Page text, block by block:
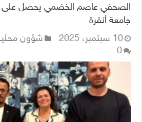
الصحفي عاصم الخضمي يحصل على
جامعة أنقرة
10 سبتمبر، 2025
شؤون
0